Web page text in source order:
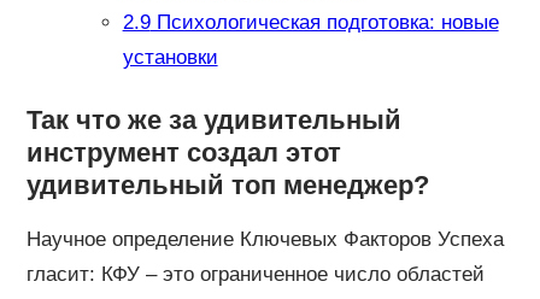
2.9Психологическая подготовка: новые
установки
Так что же за удивительный
инструмент создал этот
удивительный топ менеджер?
Научное определение Ключевых Факторов Успеха
гласит: КФУ – это ограниченное число областей